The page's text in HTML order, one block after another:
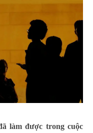
làm được trong cuộc